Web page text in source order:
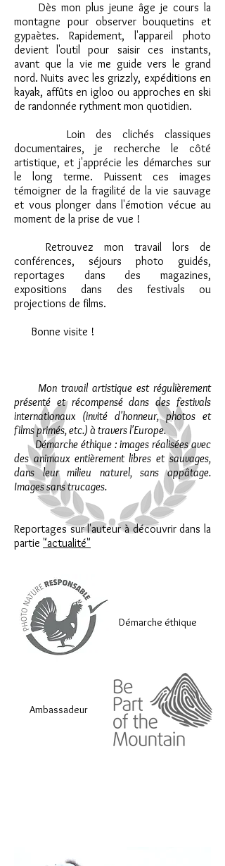
Dès mon plus jeune âge je cours la
montagne pour observer bouquetins et
gypaètes. Rapidement, l'appareil photo
devient l'outil pour saisir ces instants,
avant que la vie me guide vers le grand
nord. Nuits avec les grizzly, expéditions en
kayak, affûts en igloo ou approches en ski
de randonnée rythment mon quotidien.
Loin des clichés classiques
documentaires, je recherche le côté
artistique, et j'apprécie les démarches sur
le long terme. Puissent ces images
témoigner de la fragilité de la vie sauvage
et vous plonger dans l'émotion vécue au
moment de la prise de vue !
Retrouvez mon travail lors de
conférences, séjours photo guidés,
reportages dans des magazines,
expositions dans des festivals ou
projections de films.
Bonne visite !
Mon travail artistique est régulièrement
présenté et récompensé dans des festivals
internationaux (invité d'honneur, photos et
films primés, etc.) à travers l'Europe.
Démarche éthique : images réalisées avec
des animaux entièrement libres et sauvages,
dans leur milieu naturel, sans appâtage.
Images sans trucages.
Reportages sur l'auteur à découvrir dans la
partie "actualité"
Ambassadeur
Démarche éthique